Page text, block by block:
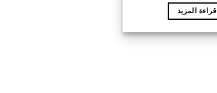
قراءة المزيد